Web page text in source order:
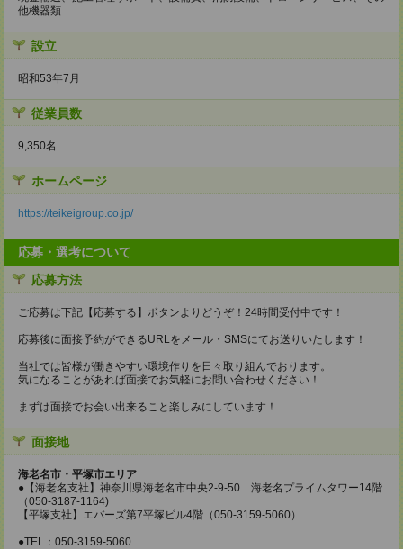
他機器類
設立
昭和53年7月
従業員数
9,350名
ホームページ
https://teikeigroup.co.jp/
応募・選考について
応募方法
ご応募は下記【応募する】ボタンよりどうぞ！24時間受付中です！
応募後に面接予約ができるURLをメール・SMSにてお送りいたします！
当社では皆様が働きやすい環境作りを日々取り組んでおります。
気になることがあれば面接でお気軽にお問い合わせください！
まずは面接でお会い出来ること楽しみにしています！
面接地
海老名市・平塚市エリア
●【海老名支社】神奈川県海老名市中央2-9-50 海老名プライムタワー14階
（050-3187-1164)
【平塚支社】エバーズ第7平塚ビル4階（050-3159-5060）
●TEL：050-3159-5060